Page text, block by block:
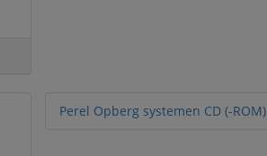
Perel Opberg systemen CD (-ROM)